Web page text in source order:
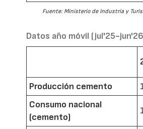
Fuente: Ministerio de Industria y
Datos año móvil (jul'25-
Producción cemento
Consumo nacional
(cemento)